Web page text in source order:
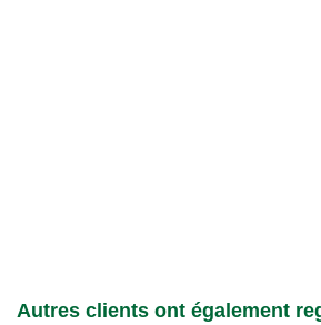
Autres clients ont également